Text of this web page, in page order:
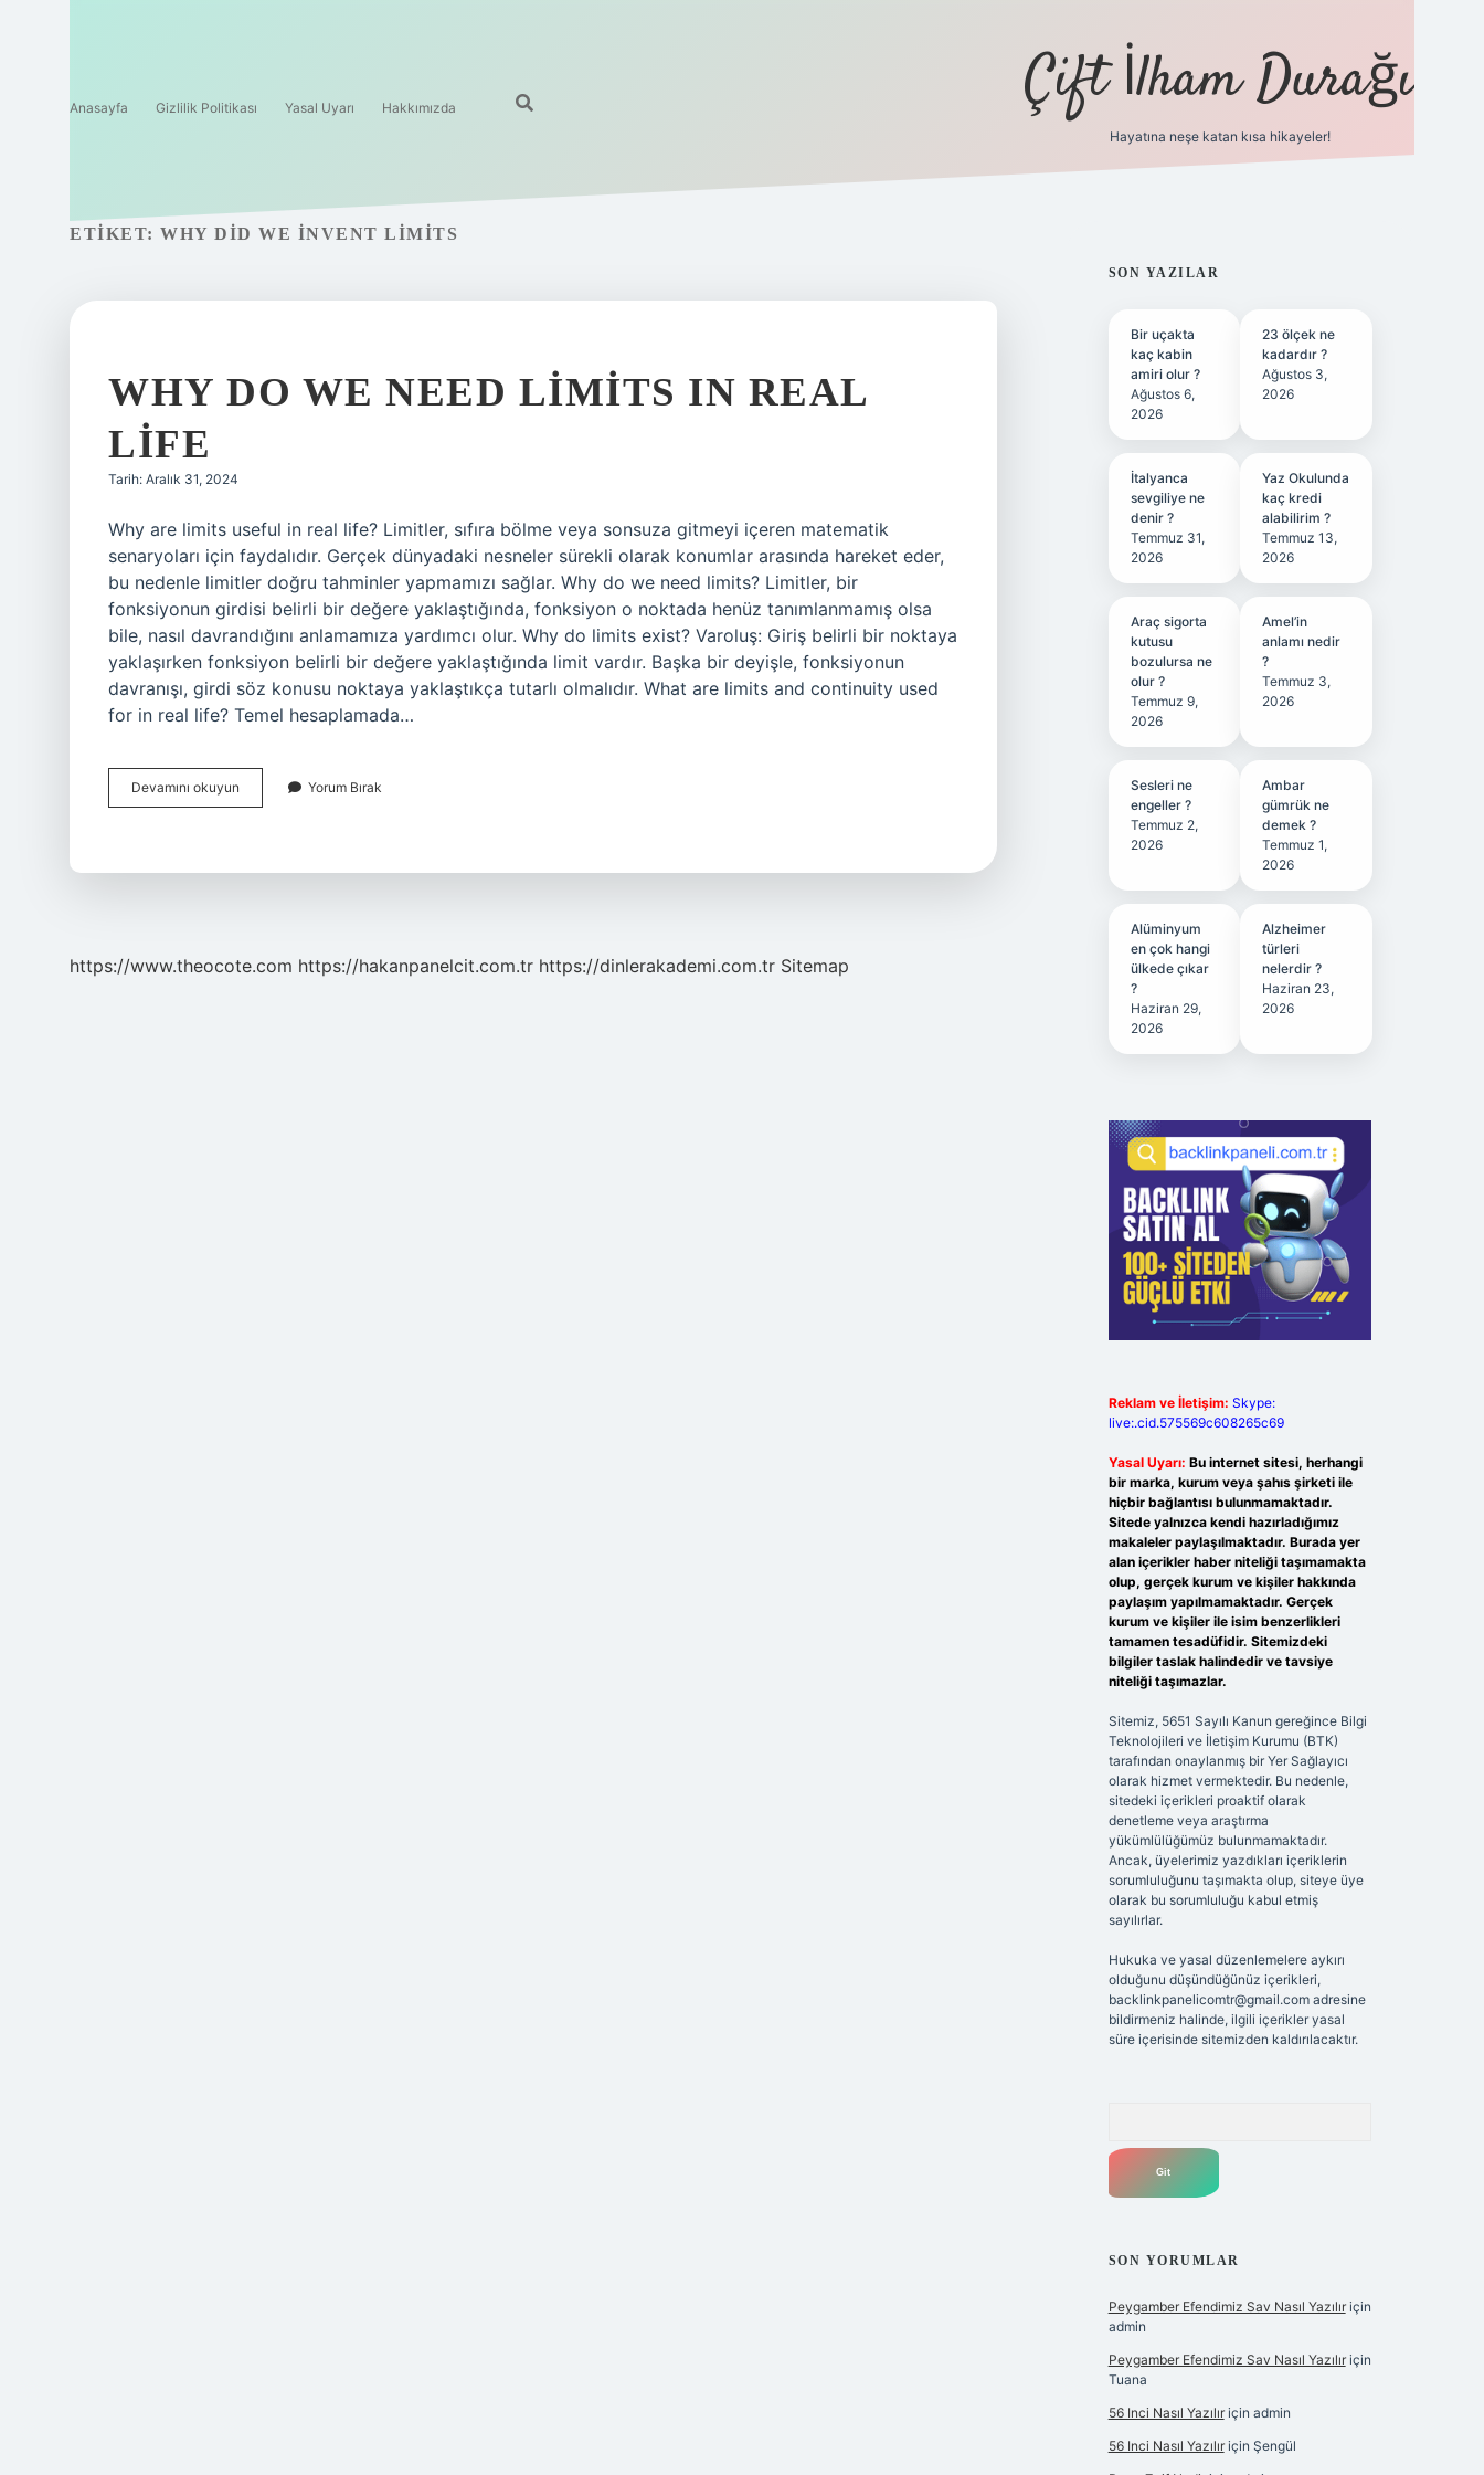
Anasayfa Gizlilik Politikası Yasal Uyarı Hakkımızda Çift İlham Durağı
Hayatına neşe katan kısa hikayeler!
ETIKET: WHY DID WE INVENT LIMITS
WHY DO WE NEED LIMITS IN REAL
LIFE
Tarih: Aralık 31, 2024
Why are limits useful in real life? Limitler, sıfıra bölme veya sonsuza gitmeyi içeren matematik
senaryoları için faydalıdır. Gerçek dünyadaki nesneler sürekli olarak konumlar arasında hareket eder,
bu nedenle limitler doğru tahminler yapmamızı sağlar. Why do we need limits? Limitler, bir
fonksiyonun girdisi belirli bir değere yaklaştığında, fonksiyon o noktada henüz tanımlanmamış olsa
bile, nasıl davrandığını anlamamıza yardımcı olur. Why do limits exist? Varoluş: Giriş belirli bir noktaya
yaklaşırken fonksiyon belirli bir değere yaklaştığında limit vardır. Başka bir deyişle, fonksiyonun
davranışı, girdi söz konusu noktaya yaklaştıkça tutarlı olmalıdır. What are limits and continuity used
for in real life? Temel hesaplamada…
Devamını okuyun
Do
Yorum Bırak
https://www.theocote.com https://hakanpanelcit.com.tr https://dinlerakademi.com.tr Sitemap
SIDEBAR
SON YAZILAR
Bir uçakta
kaç kabin
amiri olur ?
Ağustos 6,
2026
23 ölçek ne
kadardır ?
Ağustos 3,
2026
İtalyanca
sevgiliye ne
denir ?
Temmuz 31,
2026
Yaz Okulunda
kaç kredi
alabilirim ?
Temmuz 13,
2026
Araç sigorta
kutusu
bozulursa ne
olur ?
Temmuz 9,
2026
Amel’in
anlamı nedir
?
Temmuz 3,
2026
Sesleri ne
engeller ?
Temmuz 2,
2026
Ambar
gümrük ne
demek ?
Temmuz 1,
2026
Alüminyum
en çok hangi
ülkede çıkar
?
Haziran 29,
2026
Alzheimer
türleri
nelerdir ?
Haziran 23,
2026
Reklam ve İletişim: Skype:
live:.cid.575569c608265c69
Yasal Uyarı: Bu internet sitesi, herhangi
bir marka, kurum veya şahıs şirketi ile
hiçbir bağlantısı bulunmamaktadır.
Sitede yalnızca kendi hazırladığımız
makaleler paylaşılmaktadır. Burada yer
alan içerikler haber niteliği taşımamakta
olup, gerçek kurum ve kişiler hakkında
paylaşım yapılmamaktadır. Gerçek
kurum ve kişiler ile isim benzerlikleri
tamamen tesadüfidir. Sitemizdeki
bilgiler taslak halindedir ve tavsiye
niteliği taşımazlar.
Sitemiz, 5651 Sayılı Kanun gereğince Bilgi
Teknolojileri ve İletişim Kurumu (BTK)
tarafından onaylanmış bir Yer Sağlayıcı
olarak hizmet vermektedir. Bu nedenle,
sitedeki içerikleri proaktif olarak
denetleme veya araştırma
yükümlülüğümüz bulunmamaktadır.
Ancak, üyelerimiz yazdıkları içeriklerin
sorumluluğunu taşımakta olup, siteye üye
olarak bu sorumluluğu kabul etmiş
sayılırlar.
Hukuka ve yasal düzenlemelere aykırı
olduğunu düşündüğünüz içerikleri,
backlinkpanelicomtr@gmail.comadresine
bildirmeniz halinde, ilgili içerikler yasal
süre içerisinde sitemizden kaldırılacaktır.
SON YORUMLAR
Peygamber Efendimiz Sav Nasıl Yazılıriçin
admin
Peygamber Efendimiz Sav Nasıl Yazılıriçin
Tuana
56 Inci Nasıl Yazılıriçin admin
56 Inci Nasıl Yazılıriçin Şengül